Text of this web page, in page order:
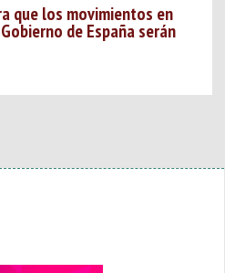
que los movimientos en
de España serán